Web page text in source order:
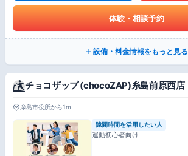
体験・相談予約
設備・料金情報をもっと見る
チョコザップ (chocoZAP)糸島前原西店
糸島市役所から1m
隙間時間を活用したい人
運動初心者向け